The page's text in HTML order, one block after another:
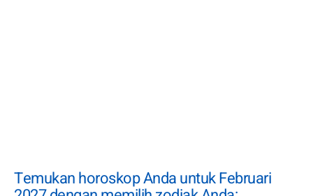
Temukan horoskop Anda untuk Februari